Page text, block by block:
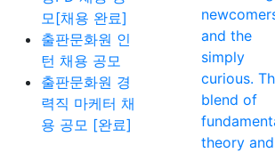
모[채용 완료]
출판문화원 인
턴 채용 공모
출판문화원 경
력직 마케터 채
용 공모 [완료]
and the
simply
curious.
blend of
theory and